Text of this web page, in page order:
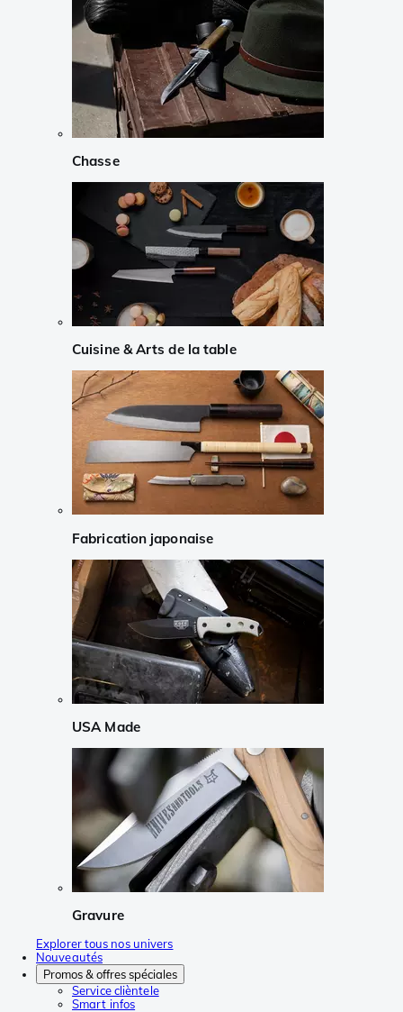
Chasse
Cuisine & Arts de la table
Fabrication japonaise
USA Made
Gravure
Explorer tous nos univers
Nouveautés
Promos & offres spéciales
Service clièntele
Smart infos